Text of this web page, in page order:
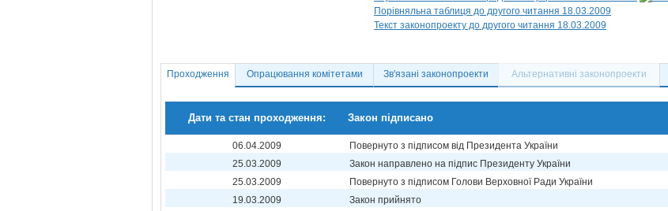
Порівняльна таблиця до другого читання 18.03.2009
Текст законопроекту до другого читання 18.03.2009
Проходження Опрацювання комітетами Зв'язані законопроекти Альтернативні законопроекти
Дати та стан проходження: Закон підписано
06.04.2009
Повернуто з підписом від Президента України
25.03.2009
Закон направлено на підпис Президенту України
25.03.2009
Повернуто з підписом Голови Верховної Ради України
19.03.2009
Закон прийнято